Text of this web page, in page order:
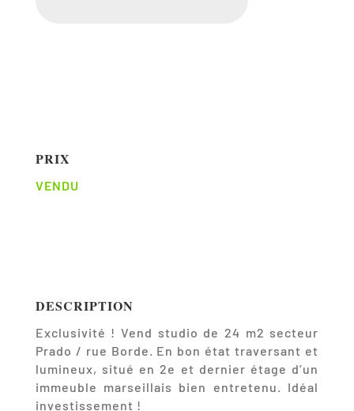
PRIX
VENDU
DESCRIPTION
Exclusivité ! Vend studio de 24 m2 secteur
Prado / rue Borde. En bon état traversant et
lumineux, situé en 2e et dernier étage d’un
immeuble marseillais bien entretenu. Idéal
investissement !